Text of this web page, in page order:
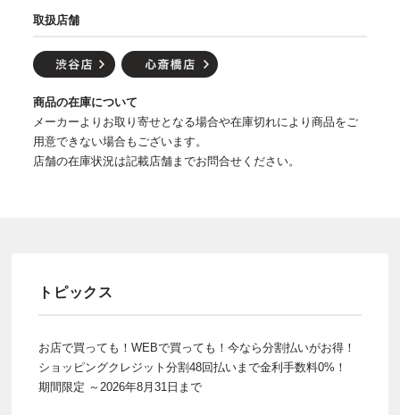
取扱店舗
商品の在庫について
メーカーよりお取り寄せとなる場合や在庫切れにより商品をご
用意できない場合もございます。
店舗の在庫状況は記載店舗までお問合せください。
トピックス
お店で買っても！WEBで買っても！今なら分割払いがお得！
ショッピングクレジット分割48回払いまで金利手数料0%！
期間限定 ～2026年8月31日まで